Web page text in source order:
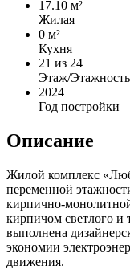
17.10 м²
Жилая
0 м²
Кухня
21 из 24
Этаж/Этажность
2024
Год постройки
Описание
Жилой комплекс
переменной
кирпично-
кирпичом светлого и
выполнена
экономии
движения.